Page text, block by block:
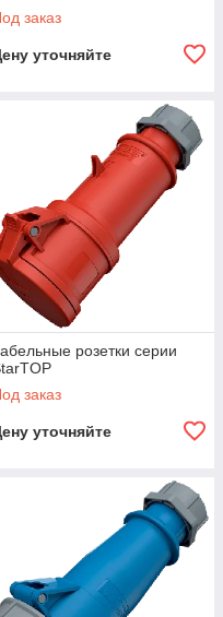
заказ
уточняйте
розетки серии
заказ
уточняйте